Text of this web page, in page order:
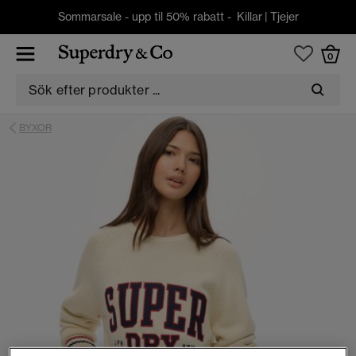
Sommarsale - upp til 50% rabatt - Killar| Tjejer
0
BYXOR